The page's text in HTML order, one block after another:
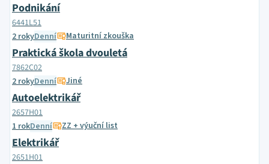
Podnikání
6441L51
2 rokyDenní Maturitní zkouška
Praktická škola dvouletá
7862C02
2 rokyDenní Jiné
Autoelektrikář
2657H01
1 rokDenní ZZ + výuční list
Elektrikář
2651H01